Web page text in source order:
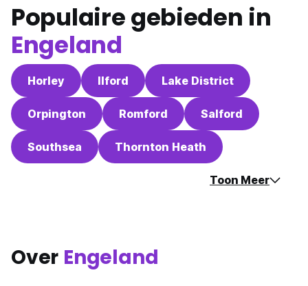
Populaire gebieden in
Engeland
Horley Ilford Lake District
Orpington Romford Salford
Southsea Thornton Heath
Toon Meer
Over Engeland